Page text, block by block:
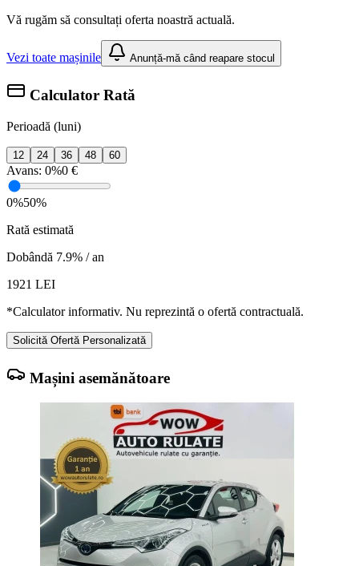
Vă rugăm să consultați oferta noastră actuală.
Vezi toate mașinile Anunță-mă când reapare stocul
Calculator Rată
Perioadă (luni)
12 24 36 48 60
Avans: 0%0 €
0%50%
Rată estimată
Dobândă 7.9% / an
1921 LEI
*Calculator informativ. Nu reprezintă o ofertă contractuală.
Solicită Ofertă Personalizată
Mașini asemănătoare